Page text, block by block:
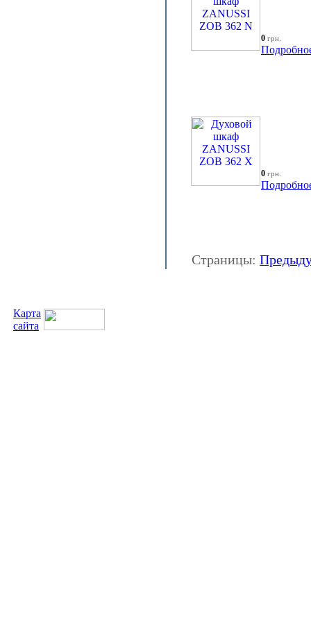
0 грн.
0 грн.
Страницы:
Карта
сайта